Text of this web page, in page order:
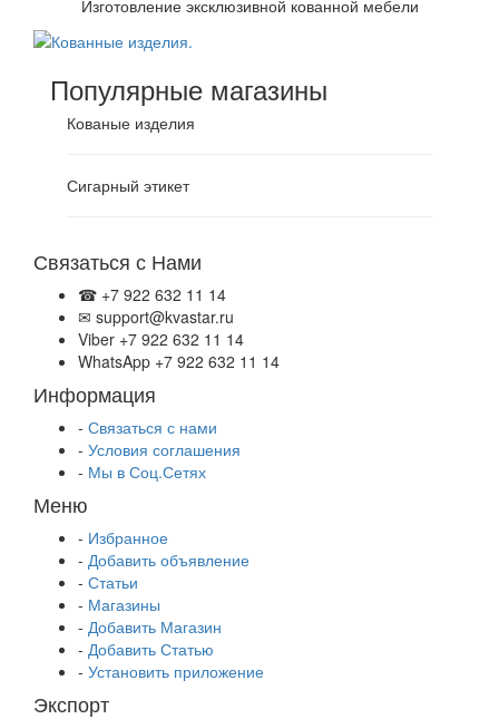
Изготовление эксклюзивной кованной мебели
Популярные магазины
Кованые изделия
Сигарный этикет
Связаться с Нами
☎ +7 922 632 11 14
✉ support@kvastar.ru
Viber +7 922 632 11 14
WhatsApp +7 922 632 11 14
Информация
- Связаться с нами
- Условия соглашения
- Мы в Соц.Сетях
Меню
- Избранное
- Добавить объявление
- Статьи
- Магазины
- Добавить Магазин
- Добавить Статью
- Установить приложение
Экспорт